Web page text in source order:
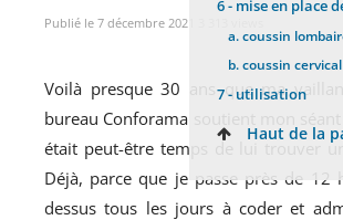
6 - mise en place
a.coussin
b.coussin cervical
7 - utilisation
Haut de la
Publié le 7 décembre 2021 3 313 views
Voilà presque 30 ans que ma
bureau Conforama soutient mon séant
était peut-être temps de lui trouver un
Déjà, parce que je passe près de 12
dessus tous les jours à coder et